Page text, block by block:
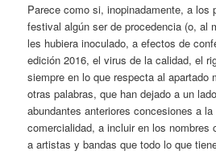
Parece como si, inopinadamente, a los
festival algún ser de procedencia (o, al
les hubiera inoculado, a efectos de
edición 2016, el virus de la calidad, el
siempre en lo que respecta al apartado
otras palabras, que han dejado a un
abundantes anteriores concesiones a
comercialidad, a incluir en los nombres
a artistas y bandas que todo lo que